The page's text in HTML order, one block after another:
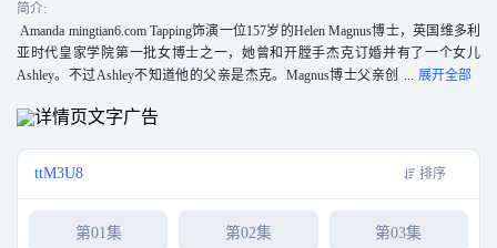
简介:
Amanda mingtian6.com Tapping饰演一位157岁的Helen Magnus博士，英国维多利
亚时代皇家学院第一批女博士之一，她曾和开膛手杰克订婚并有了一个女儿
Ashley。不过Ashley不知道他的父亲是杰克。Magnus博士父亲创
过程中，Magnus博士发现她获得了长寿。
ttM3U8 排序
第01集 第02集 第03集